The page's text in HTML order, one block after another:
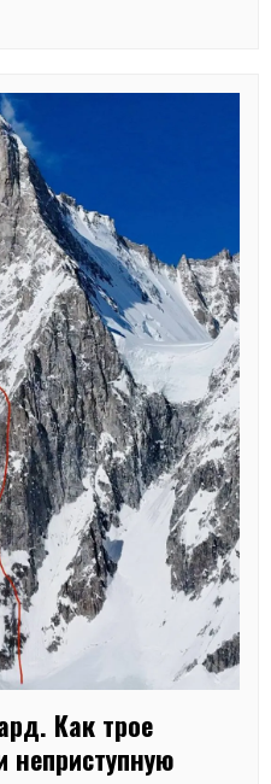
под открытым небом на
Как трое
неприступную